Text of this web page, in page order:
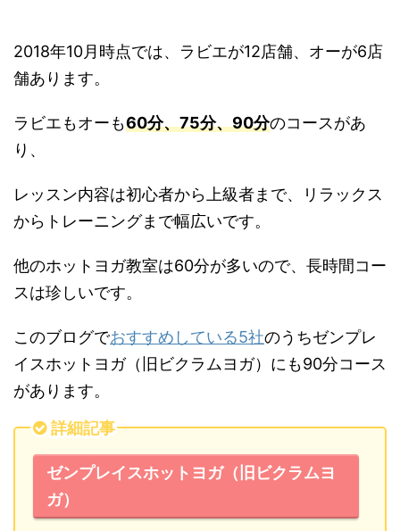
2018年10月時点では、ラビエが12店舗、オーが6店
舗あります。
ラビエもオーも60分、75分、90分のコースがあ
り、
レッスン内容は初心者から上級者まで、リラックス
からトレーニングまで幅広いです。
他のホットヨガ教室は60分が多いので、長時間コー
スは珍しいです。
このブログでおすすめしている5社のうちゼンプレ
イスホットヨガ（旧ビクラムヨガ）にも90分コース
があります。
詳細記事
ゼンプレイスホットヨガ（旧ビクラムヨ
ガ）